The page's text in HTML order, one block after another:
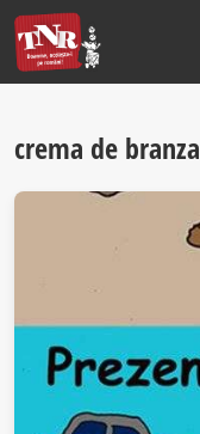
crema de branza